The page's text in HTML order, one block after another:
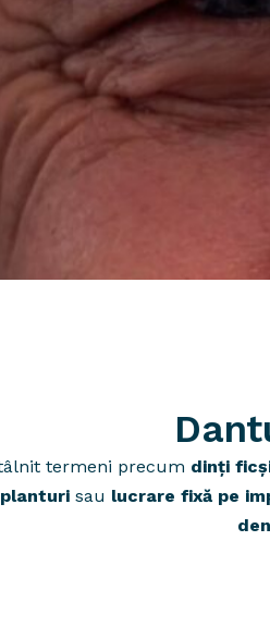
termeni precum dinți
sau lucrare fixă pe